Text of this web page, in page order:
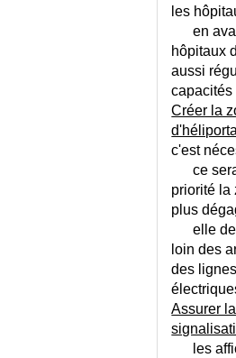
COLOSTOMIE ET ILEOSTOMIE
COMA HYPEROSMOLAIRE
COMA MYXOEDEMATEUX
INTERAURICULAIRE
COMORBIDITES - ECHELLE
ABDOMINAL (SYNDROME)
COMPLEMENTAIRE SANTE
les
en
hôpitaux
aussi
capacités
Créer la
c'est
ce
priorité la
plus
elle
loin des
des lignes
Assurer la
les